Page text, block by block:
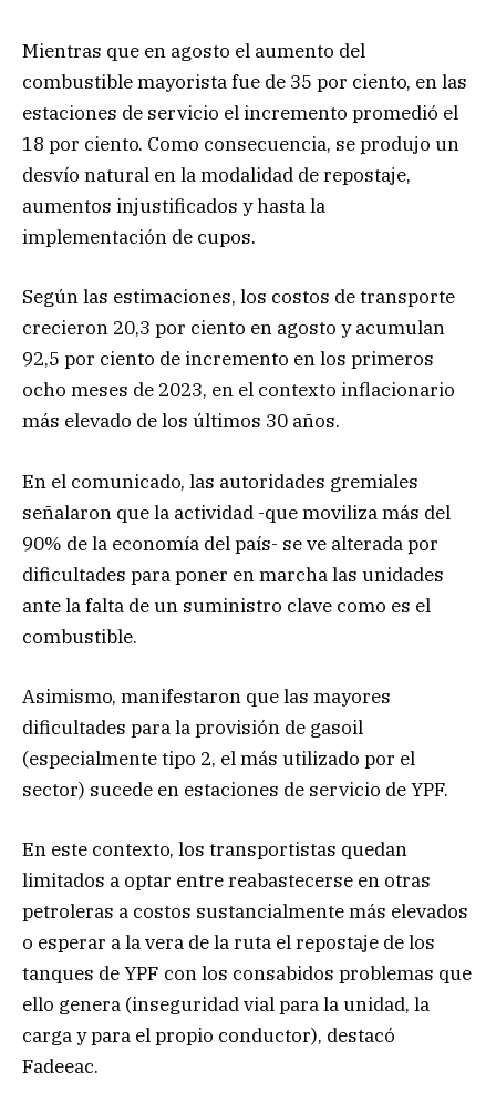
Mientras que en agosto el aumento del
combustible mayorista fue de 35 por ciento, en las
estaciones de servicio el incremento promedió el
18 por ciento. Como consecuencia, se produjo un
desvío natural en la modalidad de repostaje,
aumentos injustificados y hasta la
implementación de cupos.
Según las estimaciones, los costos de transporte
crecieron 20,3 por ciento en agosto y acumulan
92,5 por ciento de incremento en los primeros
ocho meses de 2023, en el contexto inflacionario
más elevado de los últimos 30 años.
En el comunicado, las autoridades gremiales
señalaron que la actividad -que moviliza más del
90% de la economía del país- se ve alterada por
dificultades para poner en marcha las unidades
ante la falta de un suministro clave como es el
combustible.
Asimismo, manifestaron que las mayores
dificultades para la provisión de gasoil
(especialmente tipo 2, el más utilizado por el
sector) sucede en estaciones de servicio de YPF.
En este contexto, los transportistas quedan
limitados a optar entre reabastecerse en otras
petroleras a costos sustancialmente más elevados
o esperar a la vera de la ruta el repostaje de los
tanques de YPF con los consabidos problemas que
ello genera (inseguridad vial para la unidad, la
carga y para el propio conductor), destacó
Fadeeac.